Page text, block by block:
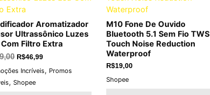
Aromatizador
Ultrassônico Luzes
Filtro Extra
R$46,99
Incríveis, Promos
, Shopee
M10 Fone De Ouvido
Bluetooth 5.1 Sem Fio TWS
Touch Noise Reduction
Waterproof
R$19,00
Shopee